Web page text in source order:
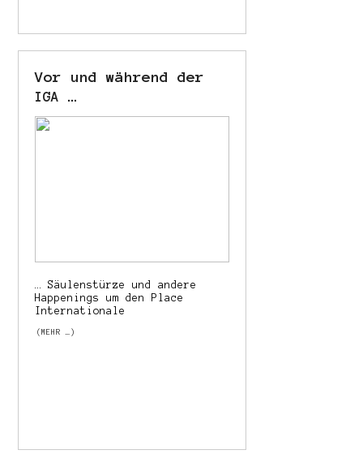
Vor und während der
IGA …
… Säulenstürze und andere
Happenings um den Place
Internationale
(MEHR …)